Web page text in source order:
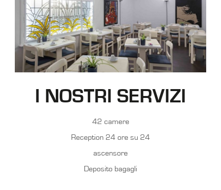
I NOSTRI SERVIZI
42 camere
Reception 24 ore su 24
ascensore
Deposito bagagli